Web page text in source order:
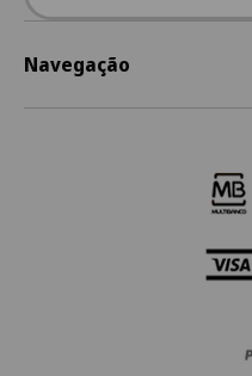
Navegação